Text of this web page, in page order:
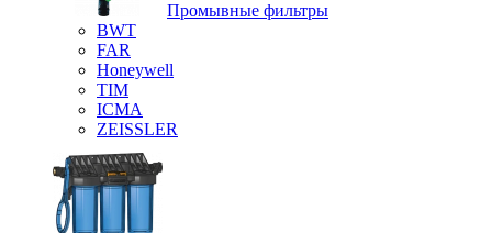
Промывные фильтры
BWT
FAR
Honeywell
TIM
ICMA
ZEISSLER